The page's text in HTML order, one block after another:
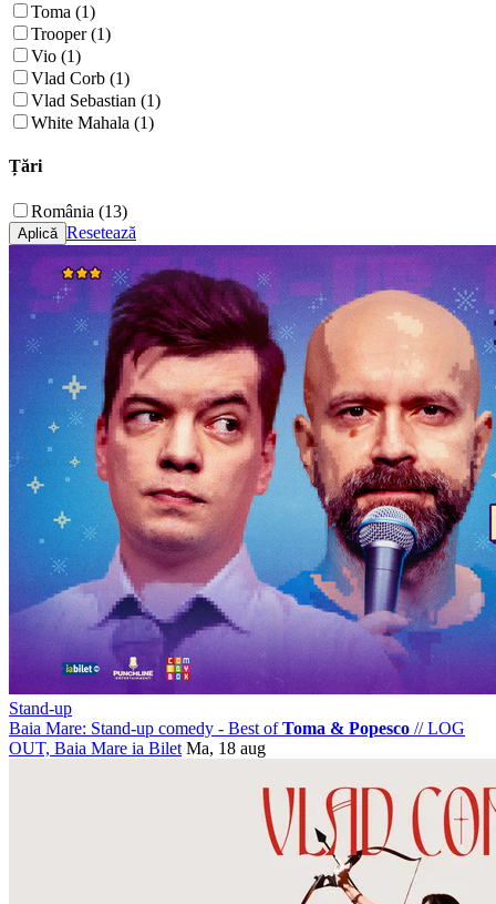
Toma (1)
Trooper (1)
Vio (1)
Vlad Corb (1)
Vlad Sebastian (1)
White Mahala (1)
Țări
România (13)
Resetează
Stand-up
Baia Mare: Stand-up comedy - Best ofToma & Popesco //LOG
OUT, Baia Mare ia Bilet Ma, 18 aug